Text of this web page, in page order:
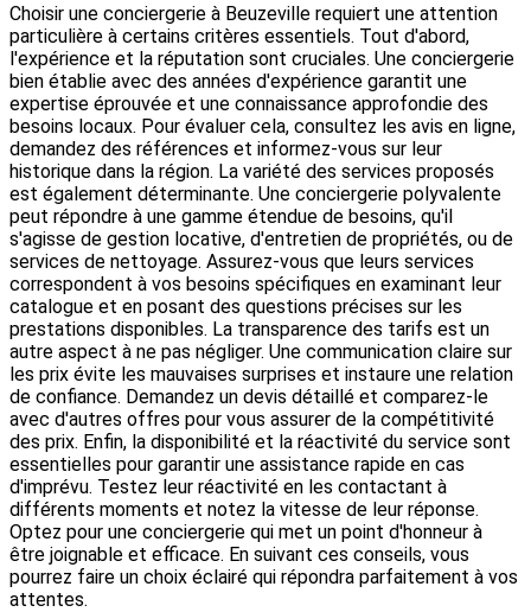
Choisir une conciergerie à Beuzeville requiert une attention
particulière à certains critères essentiels. Tout d'abord,
l'expérience et la réputation sont cruciales. Une conciergerie
bien établie avec des années d'expérience garantit une
expertise éprouvée et une connaissance approfondie des
besoins locaux. Pour évaluer cela, consultez les avis en ligne,
demandez des références et informez-vous sur leur
historique dans la région. La variété des services proposés
est également déterminante. Une conciergerie polyvalente
peut répondre à une gamme étendue de besoins, qu'il
s'agisse de gestion locative, d'entretien de propriétés, ou de
services de nettoyage. Assurez-vous que leurs services
correspondent à vos besoins spécifiques en examinant leur
catalogue et en posant des questions précises sur les
prestations disponibles. La transparence des tarifs est un
autre aspect à ne pas négliger. Une communication claire sur
les prix évite les mauvaises surprises et instaure une relation
de confiance. Demandez un devis détaillé et comparez-le
avec d'autres offres pour vous assurer de la compétitivité
des prix. Enfin, la disponibilité et la réactivité du service sont
essentielles pour garantir une assistance rapide en cas
d'imprévu. Testez leur réactivité en les contactant à
différents moments et notez la vitesse de leur réponse.
Optez pour une conciergerie qui met un point d'honneur à
être joignable et efficace. En suivant ces conseils, vous
pourrez faire un choix éclairé qui répondra parfaitement à vos
attentes.